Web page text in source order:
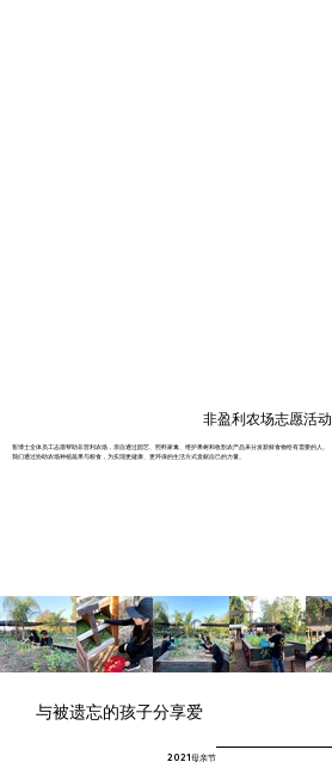
与被遗忘的孩子分享爱
2021母亲节
非盈利农场志愿活动
客博士全体员工志愿帮助非营利农场，亲自通过园艺、照料家禽、维护果树和收割农产品来分发新鲜食物给有需要的人。
我们通过协助农场种植蔬果与粮食，为实现更健康、更环保的生活方式贡献自己的力量。